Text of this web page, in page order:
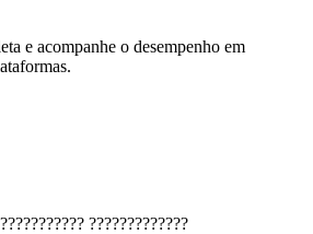
e acompanhe o desempenho em
?????????????